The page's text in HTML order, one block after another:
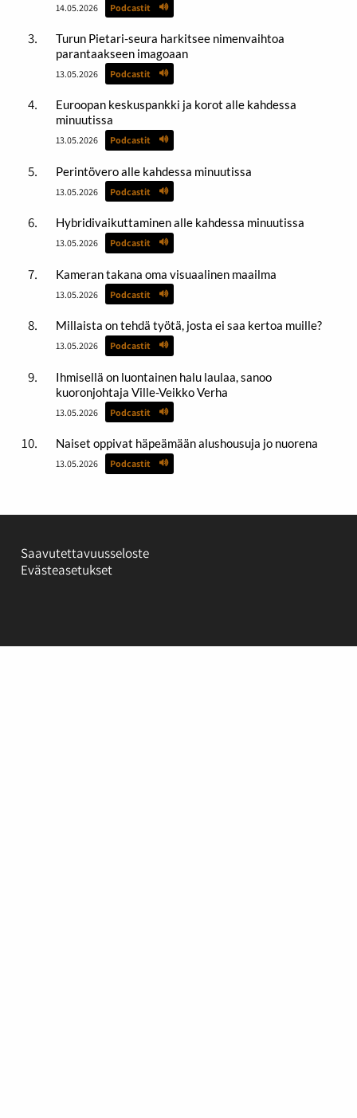
14.05.2026 Podcastit
Turun Pietari-seura harkitsee nimenvaihtoa
parantaakseen imagoaan
13.05.2026 Podcastit
Euroopan keskuspankki ja korot alle kahdessa
minuutissa
13.05.2026 Podcastit
Perintövero alle kahdessa minuutissa
13.05.2026 Podcastit
Hybridivaikuttaminen alle kahdessa minuutissa
13.05.2026 Podcastit
Kameran takana oma visuaalinen maailma
13.05.2026 Podcastit
Millaista on tehdä työtä, josta ei saa kertoa muille?
13.05.2026 Podcastit
Ihmisellä on luontainen halu laulaa, sanoo
kuoronjohtaja Ville-Veikko Verha
13.05.2026 Podcastit
Naiset oppivat häpeämään alushousuja jo nuorena
13.05.2026 Podcastit
Saavutettavuusseloste
Evästeasetukset